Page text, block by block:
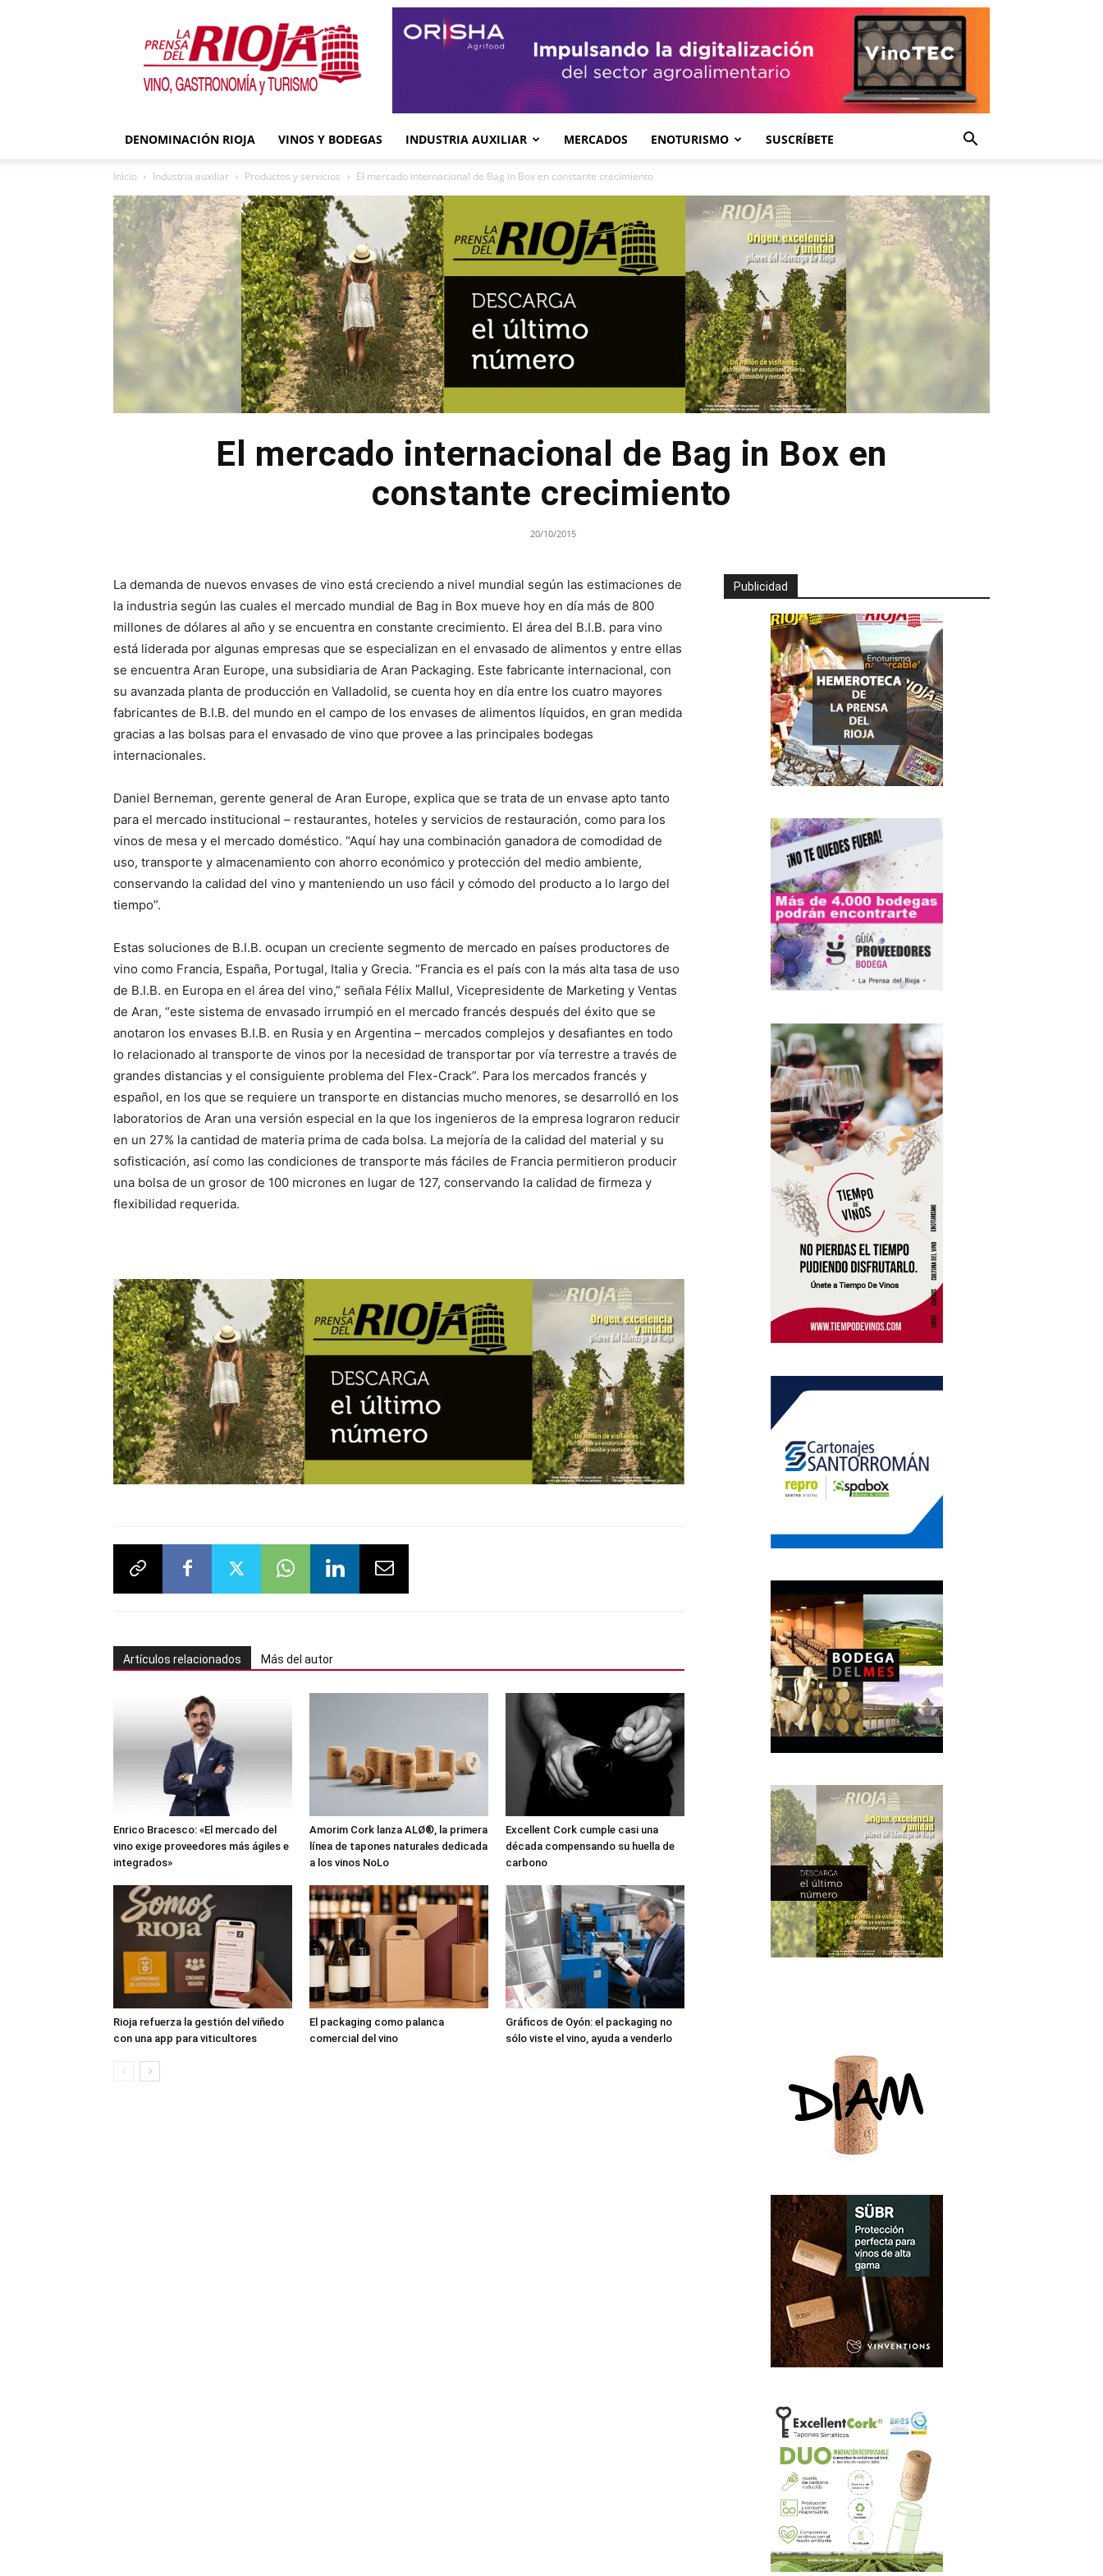
La
Prensa
del
Rioja
DENOMINACIÓN RIOJA VINOS Y BODEGAS INDUSTRIA AUXILIAR MERCADOS ENOTURISMO SUSCRÍBETE
Inicio Industria auxiliar Productos y servicios El mercado internacional de Bag in Box en constante crecimiento
El mercado internacional de Bag in Box en
constante crecimiento
20/10/2015
La demanda de nuevos envases de vino está creciendo a nivel mundial según las estimaciones de
la industria según las cuales el mercado mundial de Bag in Box mueve hoy en día más de 800
millones de dólares al año y se encuentra en constante crecimiento. El área del B.I.B. para vino
está liderada por algunas empresas que se especializan en el envasado de alimentos y entre ellas
se encuentra Aran Europe, una subsidiaria de Aran Packaging. Este fabricante internacional, con
su avanzada planta de producción en Valladolid, se cuenta hoy en día entre los cuatro mayores
fabricantes de B.I.B. del mundo en el campo de los envases de alimentos líquidos, en gran medida
gracias a las bolsas para el envasado de vino que provee a las principales bodegas
internacionales.
Daniel Berneman, gerente general de Aran Europe, explica que se trata de un envase apto tanto
para el mercado institucional – restaurantes, hoteles y servicios de restauración, como para los
vinos de mesa y el mercado doméstico. “Aquí hay una combinación ganadora de comodidad de
uso, transporte y almacenamiento con ahorro económico y protección del medio ambiente,
conservando la calidad del vino y manteniendo un uso fácil y cómodo del producto a lo largo del
tiempo”.
Estas soluciones de B.I.B. ocupan un creciente segmento de mercado en países productores de
vino como Francia, España, Portugal, Italia y Grecia. “Francia es el país con la más alta tasa de uso
de B.I.B. en Europa en el área del vino,” señala Félix Mallul, Vicepresidente de Marketing y Ventas
de Aran, “este sistema de envasado irrumpió en el mercado francés después del éxito que se
anotaron los envases B.I.B. en Rusia y en Argentina – mercados complejos y desafiantes en todo
lo relacionado al transporte de vinos por la necesidad de transportar por vía terrestre a través de
grandes distancias y el consiguiente problema del Flex-Crack”. Para los mercados francés y
español, en los que se requiere un transporte en distancias mucho menores, se desarrolló en los
laboratorios de Aran una versión especial en la que los ingenieros de la empresa lograron reducir
en un 27% la cantidad de materia prima de cada bolsa. La mejoría de la calidad del material y su
sofisticación, así como las condiciones de transporte más fáciles de Francia permitieron producir
una bolsa de un grosor de 100 micrones en lugar de 127, conservando la calidad de firmeza y
flexibilidad requerida.
Artículos relacionados Más del autor
Enrico Bracesco: «El mercado del
vino exige proveedores más ágiles e
integrados»
Amorim Cork lanza ALØ®, la primera
línea de tapones naturales dedicada
a los vinos NoLo
Excellent Cork cumple casi una
década compensando su huella de
carbono
Rioja refuerza la gestión del viñedo
con una app para viticultores
El packaging como palanca
comercial del vino
Gráficos de Oyón: el packaging no
sólo viste el vino, ayuda a venderlo
Publicidad